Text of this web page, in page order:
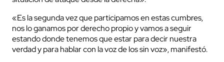
«Es la segunda vez que participamos en estas cumbres,
nos lo ganamos por derecho propio y vamos a seguir
estando donde tenemos que estar para decir nuestra
verdad y para hablar con la voz de los sin voz», manifestó.